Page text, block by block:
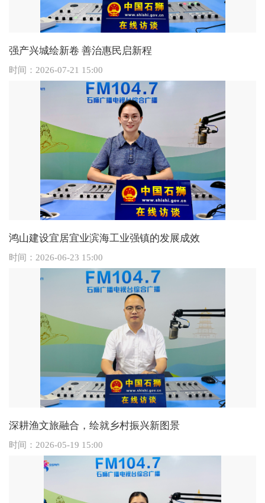
强产兴城绘新卷 善治惠民启新程
时间： 2026-07-21 15:00
鸿山建设宜居宜业滨海工业强镇的发展成效
时间： 2026-06-23 15:00
深耕渔文旅融合，绘就乡村振兴新图景
时间： 2026-05-19 15:00